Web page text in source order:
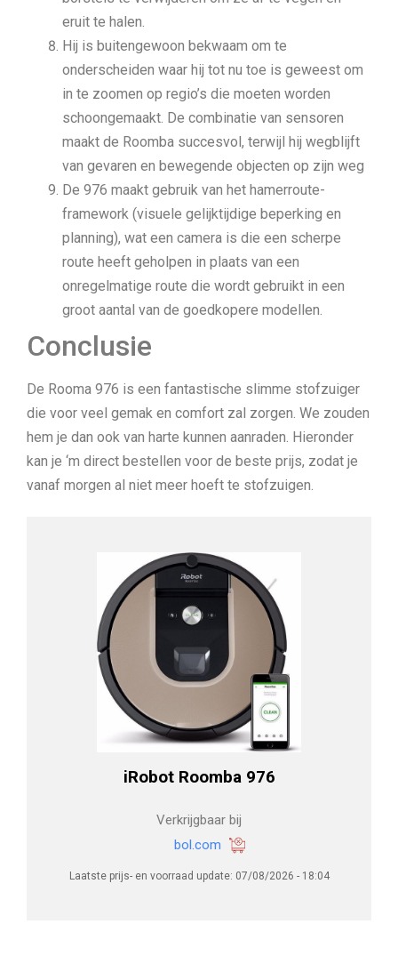
eruit te halen.
Hij is buitengewoon bekwaam om te
onderscheiden waar hij tot nu toe is geweest om
in te zoomen op regio’s die moeten worden
schoongemaakt. De combinatie van sensoren
maakt de Roomba succesvol, terwijl hij wegblijft
van gevaren en bewegende objecten op zijn weg
De 976 maakt gebruik van het hamerroute-
framework (visuele gelijktijdige beperking en
planning), wat een camera is die een scherpe
route heeft geholpen in plaats van een
onregelmatige route die wordt gebruikt in een
groot aantal van de goedkopere modellen.
Conclusie
De Rooma 976 is een fantastische slimme stofzuiger
die voor veel gemak en comfort zal zorgen. We zouden
hem je dan ook van harte kunnen aanraden. Hieronder
kan je ‘m direct bestellen voor de beste prijs, zodat je
vanaf morgen al niet meer hoeft te stofzuigen.
iRobot Roomba 976
Verkrijgbaar bij
bol.com
Laatste prijs- en voorraad update: 07/08/2026 - 18:04